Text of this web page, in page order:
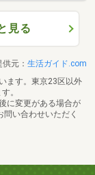
見る
元： 生活ガイド.com
ます。東京23区以外
。
に変更がある場合が
い合わせいただく